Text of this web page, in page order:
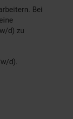
Bei
d) zu
d).